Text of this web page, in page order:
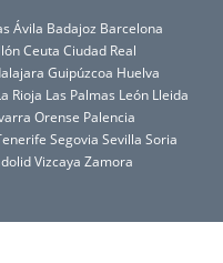
Ávila Badajoz Barcelona
Ceuta Ciudad Real
Guipúzcoa Huelva
Rioja Las Palmas León Lleida
Orense Palencia
Segovia Sevilla Soria
Vizcaya Zamora